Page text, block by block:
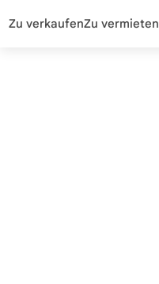
Zu verkaufenZu vermieten